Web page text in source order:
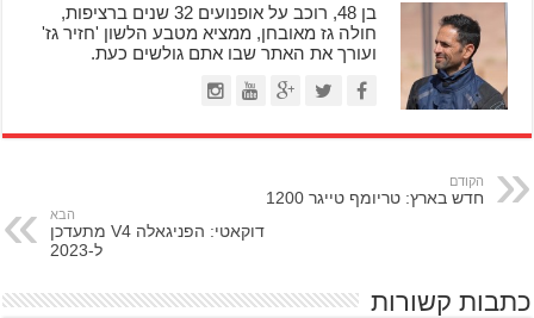
בן 48, רוכב על אופנועים 32 שנים ברציפות,
חולה גז מאובחן, ממציא מטבע הלשון 'חזיר גז'
ועורך את האתר שבו אתם גולשים כעת.
הקודם
חדש בארץ: טריומף טייגר 1200
הבא
דוקאטי: הפניגאלה V4 מתעדכן
ל-2023
כתבות קשורות